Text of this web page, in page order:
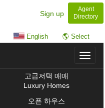
Sign up
Agent
Directory
English 🌎 Select
Toggle
고급저택 매매
Luxury Homes
오픈 하우스